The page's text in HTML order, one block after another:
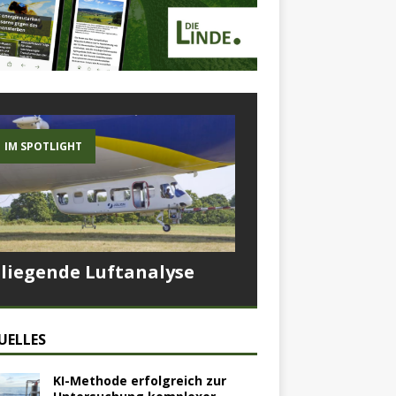
IM SPOTLIGHT
Luftanalyse
KI-Methode erfolgreich zur